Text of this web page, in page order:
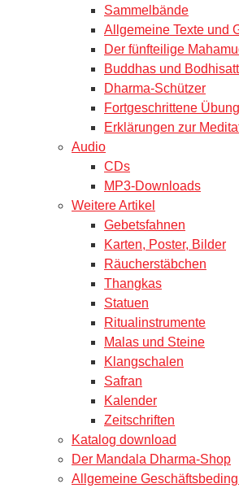
Sammelbände
Allgemeine Texte und
Der fünfteilige
Buddhas und
Dharma-Schützer
Fortgeschrittene
Erklärungen zur
Audio
CDs
MP3-Downloads
Weitere Artikel
Gebetsfahnen
Karten, Poster, Bilder
Räucherstäbchen
Thangkas
Statuen
Ritualinstrumente
Malas und Steine
Klangschalen
Safran
Kalender
Zeitschriften
Katalog download
Der Mandala Dharma-Shop
Allgemeine